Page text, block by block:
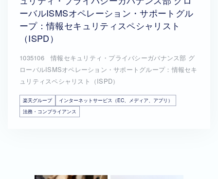
ーバルISMSオペレーション・サポートグル
ープ：情報セキュリティスペシャリスト
（ISPD）
1035106 情報セキュリティ・プライバシーガバナンス部 グ
ローバルISMSオペレーション・サポートグループ：情報セキ
ュリティスペシャリスト（ISPD）
楽天グループ
インターネットサービス（EC、メディア、アプリ）
法務・コンプライアンス